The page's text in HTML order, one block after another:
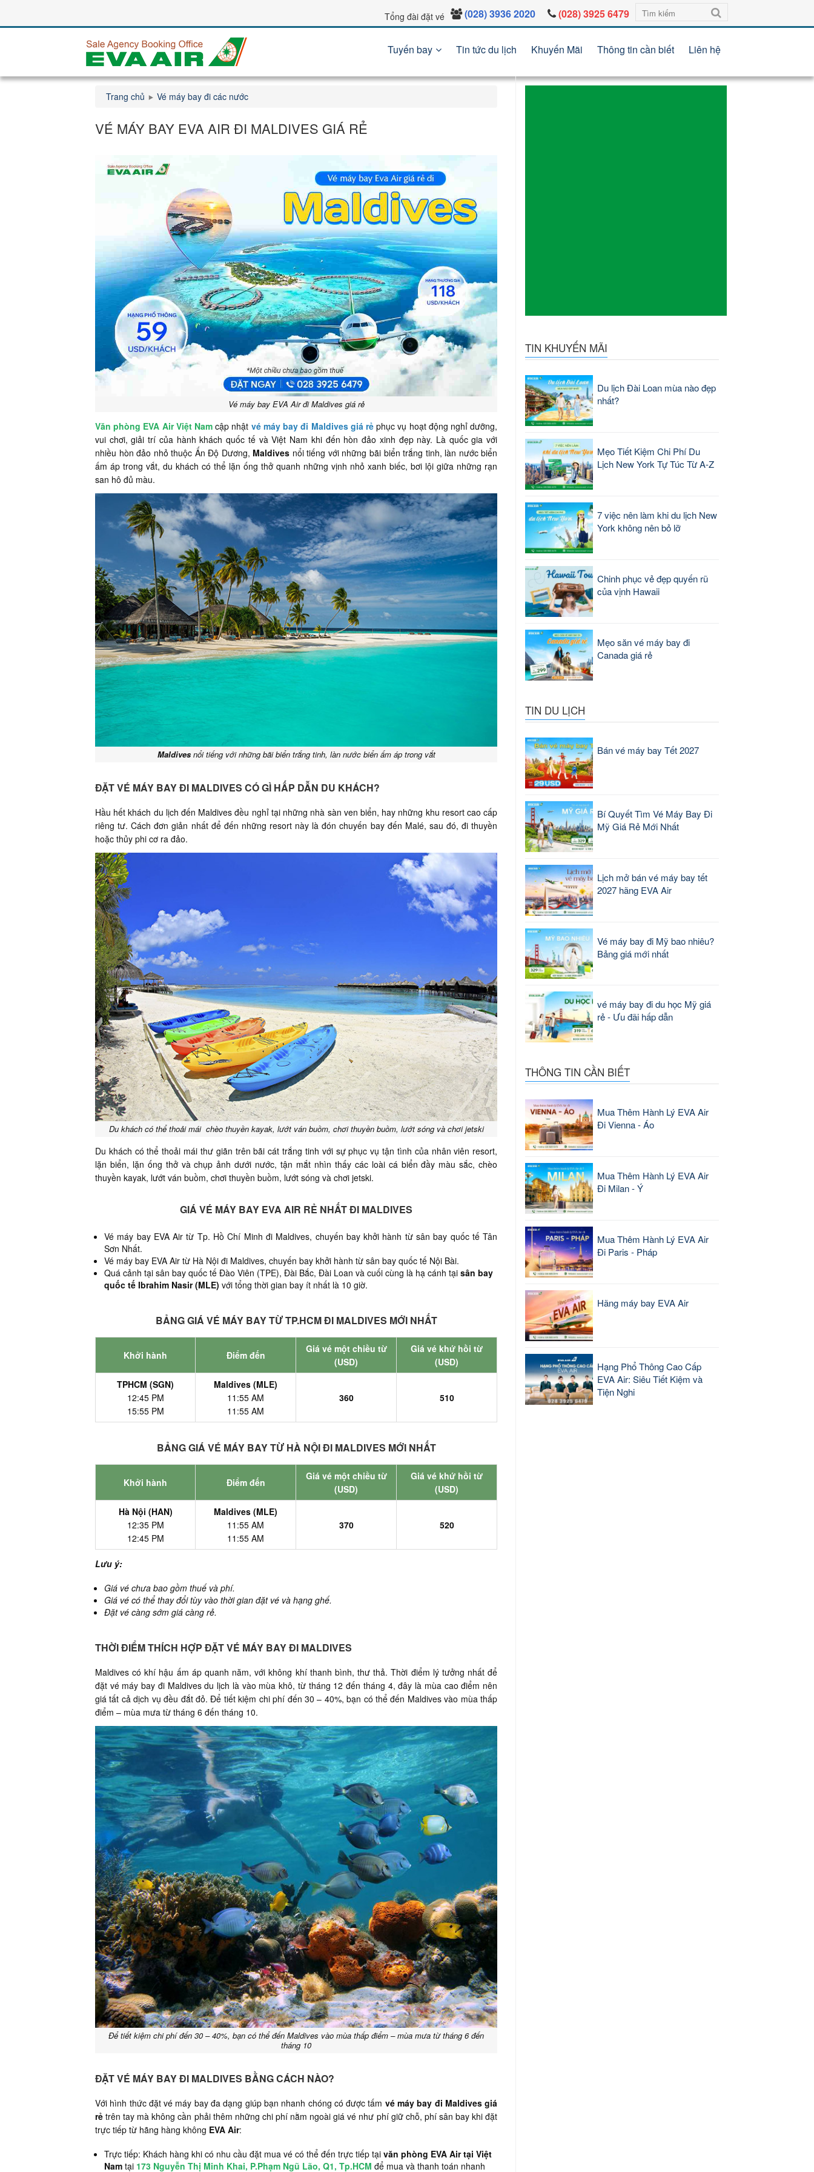
Tổng đài đặt vé (028) 3936 2020 (028) 3925 6479
Tuyến bay Tin tức du lịch Khuyến Mãi Thông tin cần biết Liên hệ
Trang chủ Vé máy bay đi các nước
VÉ MÁY BAY EVA AIR ĐI MALDIVES GIÁ RẺ
Vé máy bay EVA Air đi Maldives giá rẻ
Văn phòng EVA Air Việt Nam cập nhật vé máy bay đi Maldives giá rẻphục vụ hoạt động nghỉ dưỡng,
vui chơi, giải trí của hành khách quốc tế và Việt Nam khi đến hòn đảo xinh đẹp này. Là quốc gia với
nhiều hòn đảo nhỏ thuộc Ấn Độ Dương, Maldives nổi tiếng với những bãi biển trắng tinh, làn nước biển
ấm áp trong vắt, du khách có thể lặn ống thở quanh những vịnh nhỏ xanh biếc, bơi lội giữa những rạn
san hô đủ màu.
Maldivesnổi tiếng với những bãi biển trắng tinh, làn nước biển ấm áp trong vắt
ĐẶT VÉ MÁY BAY ĐI MALDIVES CÓ GÌ HẤP DẪN DU KHÁCH?
Hầu hết khách du lịch đến Maldives đều nghỉ tại những nhà sàn ven biển, hay những khu resort cao cấp
riêng tư. Cách đơn giản nhất để đến những resort này là đón chuyến bay đến Malé, sau đó, đi thuyền
hoặc thủy phi cơ ra đảo.
Du khách có thể thoải mái chèo thuyền kayak, lướt ván buồm, chơi thuyền buồm, lướt sóng và chơi jetski
Du khách có thể thoải mái thư giãn trên bãi cát trắng tinh với sự phục vụ tận tình của nhân viên resort,
lặn biển, lặn ống thở và chụp ảnh dưới nước, tận mắt nhìn thấy các loài cá biển đầy màu sắc, chèo
thuyền kayak, lướt ván buồm, chơi thuyền buồm, lướt sóng và chơi jetski.
GIÁ VÉ MÁY BAY EVA AIR RẺ NHẤT ĐI MALDIVES
Vé máy bay EVA Air từ Tp. Hồ Chí Minh đi Maldives, chuyến bay khởi hành từ sân bay quốc tế Tân
Sơn Nhất.
Vé máy bay EVA Air từ Hà Nội đi Maldives, chuyến bay khởi hành từ sân bay quốc tế Nội Bài.
Quá cảnh tại sân bay quốc tế Đào Viên (TPE), Đài Bắc, Đài Loan và cuối cùng là hạ cánh tại sân bay
quốc tế Ibrahim Nasir (MLE) với tổng thời gian bay ít nhất là 10 giờ.
BẢNG GIÁ VÉ MÁY BAY TỪ TP.HCM ĐI MALDIVES MỚI NHẤT
Khởi hành Điểm đến
Giá vé một chiều từ
(USD)
Giá vé khứ hồi từ
(USD)
TPHCM (SGN)
12:45 PM
15:55 PM
Maldives (MLE)
11:55 AM
11:55 AM
360 510
BẢNG GIÁ VÉ MÁY BAY TỪ HÀ NỘI ĐI MALDIVES MỚI NHẤT
Khởi hành Điểm đến
Giá vé một chiều từ
(USD)
Giá vé khứ hồi từ
(USD)
Hà Nội (HAN)
12:35 PM
12:45 PM
Maldives (MLE)
11:55 AM
11:55 AM
370 520
Lưu ý:
Giá vé chưa bao gồm thuế và phí.
Giá vé có thể thay đổi tùy vào thời gian đặt vé và hạng ghế.
Đặt vé càng sớm giá càng rẻ.
THỜI ĐIỂM THÍCH HỢP ĐẶT VÉ MÁY BAY ĐI MALDIVES
Maldives có khí hậu ấm áp quanh năm, với không khí thanh bình, thư thả. Thời điểm lý tưởng nhất để
đặt vé máy bay đi Maldives du lịch là vào mùa khô, từ tháng 12 đến tháng 4, đây là mùa cao điểm nên
giá tất cả dịch vụ đều đắt đỏ. Để tiết kiệm chi phí đến 30 – 40%, bạn có thể đến Maldives vào mùa thấp
điểm – mùa mưa từ tháng 6 đến tháng 10.
Để tiết kiệm chi phí đến 30 – 40%, bạn có thể đến Maldives vào mùa thấp điểm – mùa mưa từ tháng 6 đến
tháng 10
ĐẶT VÉ MÁY BAY ĐI MALDIVES BẰNG CÁCH NÀO?
Với hình thức đặt vé máy bay đa dạng giúp bạn nhanh chóng có được tấm vé máy bay đi Maldives giá
rẻ trên tay mà không cần phải thêm những chi phí nằm ngoài giá vé như phí giữ chỗ, phí sân bay khi đặt
trực tiếp từ hãng hàng không EVA Air:
Trực tiếp: Khách hàng khi có nhu cầu đặt mua vé có thể đến trực tiếp tại văn phòng EVA Air tại Việt
Nam tại 173 Nguyễn Thị Minh Khai, P.Phạm Ngũ Lão, Q1, Tp.HCM để mua và thanh toán nhanh
TIN KHUYẾN MÃI
Du lịch Đài Loan mùa nào đẹp
nhất?
Mẹo Tiết Kiệm Chi Phí Du
Lịch New York Tự Túc Từ A-Z
7 việc nên làm khi du lịch New
York không nên bỏ lỡ
Chinh phục vẻ đẹp quyến rũ
của vịnh Hawaii
Mẹo săn vé máy bay đi
Canada giá rẻ
TIN DU LỊCH
Bán vé máy bay Tết 2027
Bí Quyết Tìm Vé Máy Bay Đi
Mỹ Giá Rẻ Mới Nhất
Lịch mở bán vé máy bay tết
2027 hãng EVA Air
Vé máy bay đi Mỹ bao nhiêu?
Bảng giá mới nhất
vé máy bay đi du học Mỹ giá
rẻ - Ưu đãi hấp dẫn
THÔNG TIN CẦN BIẾT
Mua Thêm Hành Lý EVA Air
Đi Vienna - Áo
Mua Thêm Hành Lý EVA Air
Đi Milan - Ý
Mua Thêm Hành Lý EVA Air
Đi Paris - Pháp
Hãng máy bay EVA Air
Hạng Phổ Thông Cao Cấp
EVA Air: Siêu Tiết Kiệm và
Tiện Nghi